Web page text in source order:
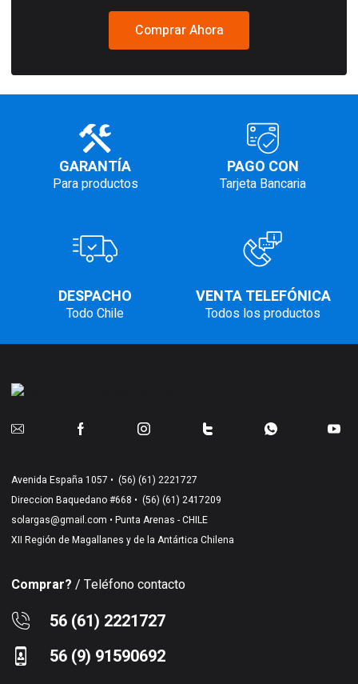
Comprar Ahora
GARANTÍA
Para productos
PAGO CON
Tarjeta Bancaria
DESPACHO
Todo Chile
VENTA TELEFÓNICA
Todos los productos
Avenida España 1057 • (56) (61) 2221727
Direccion Baquedano #668 • (56) (61) 2417209
solargas@gmail.com • Punta Arenas - CHILE
XII Región de Magallanes y de la Antártica Chilena
Comprar? / Teléfono contacto
56 (61) 2221727
56 (9) 91590692